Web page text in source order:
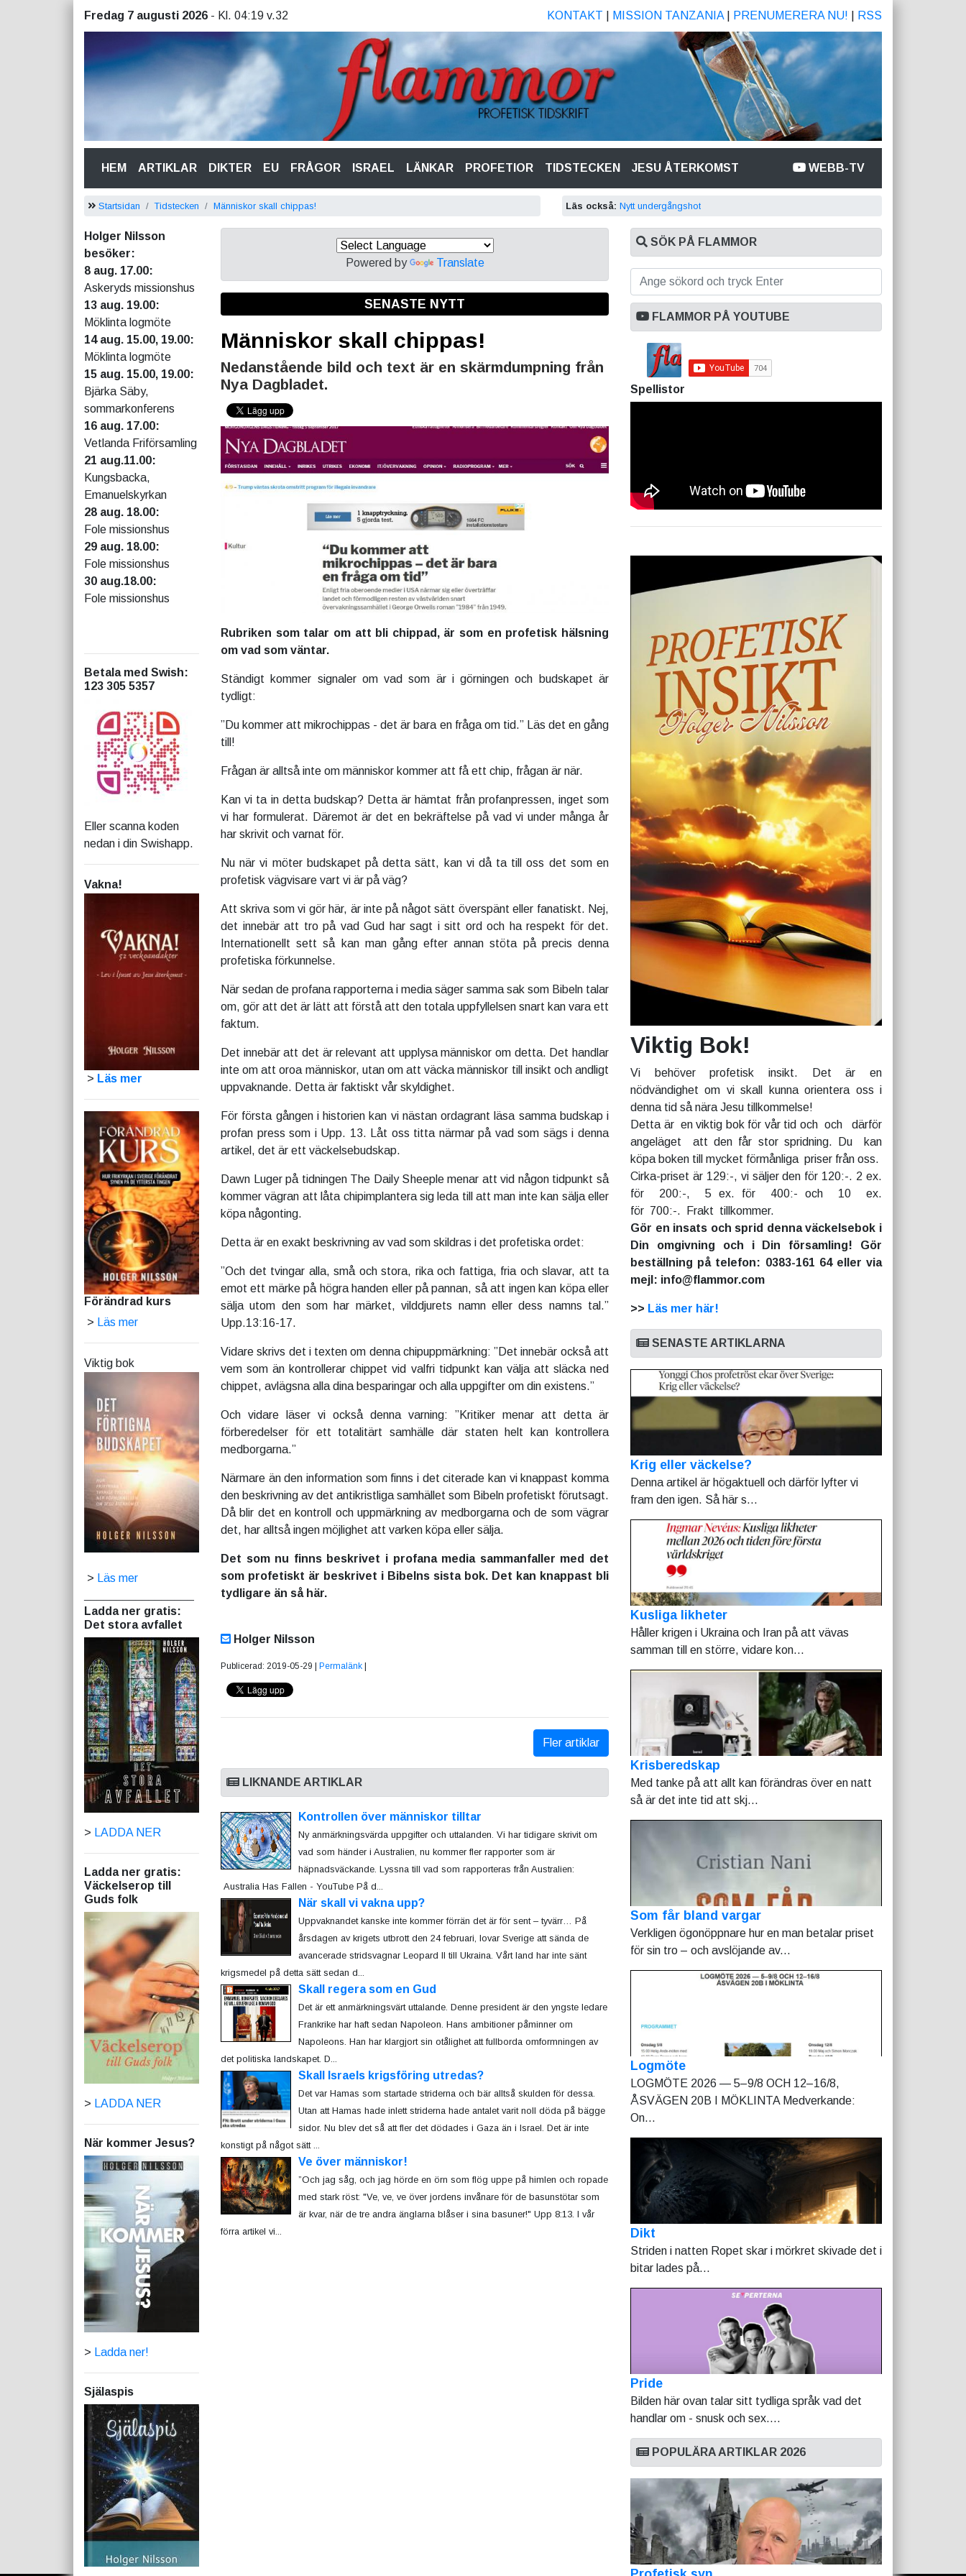
Fredag 7 augusti 2026 - Kl. 04:19 v.32 KONTAKT MISSION TANZANIA| PRENUMERERA NU! RSS
HEM(CURRENT)
ARTIKLAR DIKTER EU FRÅGOR ISRAEL LÄNKAR PROFETIOR TIDSTECKEN JESU ÅTERKOMST WEBB-TV
Startsidan Tidstecken Människor skall chippas! Läs också: Nytt undergångshot
Holger Nilsson
besöker:
8 aug. 17.00:
Askeryds missionshus
13 aug. 19.00:
Möklinta logmöte
14 aug. 15.00, 19.00:
Möklinta logmöte
15 aug. 15.00, 19.00:
Bjärka Säby,
sommarkonferens
16 aug. 17.00:
Vetlanda Friförsamling
21 aug.11.00:
Kungsbacka,
Emanuelskyrkan
28 aug. 18.00:
Fole missionshus
29 aug. 18.00:
Fole missionshus
30 aug.18.00:
Fole missionshus
Betala med Swish:
123 305 5357
Eller scanna koden
nedan i din Swishapp.
Vakna!
> Läs mer
Förändrad kurs
> Läs mer
Viktig bok
> Läs mer
Ladda ner gratis:
Det stora avfallet
> LADDA NER
Ladda ner gratis:
Väckelserop till
Guds folk
> LADDA NER
När kommer Jesus?
> Ladda ner!
Själaspis
Powered by Translate
SENASTE NYTT
Människor skall chippas!
Nedanstående bild och text är en skärmdumpning från
Nya Dagbladet.
Rubriken som talar om att bli chippad, är som en profetisk hälsning
om vad som väntar.
Ständigt kommer signaler om vad som är i görningen och budskapet är
tydligt:
”Du kommer att mikrochippas - det är bara en fråga om tid.” Läs det en gång
till!
Frågan är alltså inte om människor kommer att få ett chip, frågan är när.
Kan vi ta in detta budskap? Detta är hämtat från profanpressen, inget som
vi har formulerat. Däremot är det en bekräftelse på vad vi under många år
har skrivit och varnat för.
Nu när vi möter budskapet på detta sätt, kan vi då ta till oss det som en
profetisk vägvisare vart vi är på väg?
Att skriva som vi gör här, är inte på något sätt överspänt eller fanatiskt. Nej,
det innebär att tro på vad Gud har sagt i sitt ord och ha respekt för det.
Internationellt sett så kan man gång efter annan stöta på precis denna
profetiska förkunnelse.
När sedan de profana rapporterna i media säger samma sak som Bibeln talar
om, gör att det är lätt att förstå att den totala uppfyllelsen snart kan vara ett
faktum.
Det innebär att det är relevant att upplysa människor om detta. Det handlar
inte om att oroa människor, utan om att väcka människor till insikt och andligt
uppvaknande. Detta är faktiskt vår skyldighet.
För första gången i historien kan vi nästan ordagrant läsa samma budskap i
profan press som i Upp. 13. Låt oss titta närmar på vad som sägs i denna
artikel, det är ett väckelsebudskap.
Dawn Luger på tidningen The Daily Sheeple menar att vid någon tidpunkt så
kommer vägran att låta chipimplantera sig leda till att man inte kan sälja eller
köpa någonting.
Detta är en exakt beskrivning av vad som skildras i det profetiska ordet:
”Och det tvingar alla, små och stora, rika och fattiga, fria och slavar, att ta
emot ett märke på högra handen eller på pannan, så att ingen kan köpa eller
sälja utom den som har märket, vilddjurets namn eller dess namns tal.”
Upp.13:16-17.
Vidare skrivs det i texten om denna chipuppmärkning: ”Det innebär också att
vem som än kontrollerar chippet vid valfri tidpunkt kan välja att släcka ned
chippet, avlägsna alla dina besparingar och alla uppgifter om din existens.”
Och vidare läser vi också denna varning: ”Kritiker menar att detta är
förberedelser för ett totalitärt samhälle där staten helt kan kontrollera
medborgarna.”
Närmare än den information som finns i det citerade kan vi knappast komma
den beskrivning av det antikristliga samhället som Bibeln profetiskt förutsagt.
Då blir det en kontroll och uppmärkning av medborgarna och de som vägrar
det, har alltså ingen möjlighet att varken köpa eller sälja.
Det som nu finns beskrivet i profana media sammanfaller med det
som profetiskt är beskrivet i Bibelns sista bok. Det kan knappast bli
tydligare än så här.
Holger Nilsson
Publicerad: 2019-05-29 | Permalänk |
Fler artiklar
LIKNANDE ARTIKLAR
Kontrollen över människor tilltar
Ny anmärkningsvärda uppgifter och uttalanden. Vi har tidigare skrivit om
vad som händer i Australien, nu kommer fler rapporter som är
häpnadsväckande. Lyssna till vad som rapporteras från Australien:
Australia Has Fallen - YouTube På d...
När skall vi vakna upp?
Uppvaknandet kanske inte kommer förrän det är för sent – tyvärr… På
årsdagen av krigets utbrott den 24 februari, lovar Sverige att sända de
avancerade stridsvagnar Leopard II till Ukraina. Vårt land har inte sänt
krigsmedel på detta sätt sedan d...
Skall regera som en Gud
Det är ett anmärkningsvärt uttalande. Denne president är den yngste ledare
Frankrike har haft sedan Napoleon. Hans ambitioner påminner om
Napoleons. Han har klargjort sin otålighet att fullborda omformningen av
det politiska landskapet. D...
Skall Israels krigsföring utredas?
Det var Hamas som startade striderna och bär alltså skulden för dessa.
Utan att Hamas hade inlett striderna hade antalet varit noll döda på bägge
sidor. Nu blev det så att fler det dödades i Gaza än i Israel. Det är inte
konstigt på något sätt ...
Ve över människor!
”Och jag såg, och jag hörde en örn som flög uppe på himlen och ropade
med stark röst: "Ve, ve, ve över jordens invånare för de basunstötar som
är kvar, när de tre andra änglarna blåser i sina basuner!" Upp 8:13. I vår
förra artikel vi...
SÖK PÅ FLAMMOR
FLAMMOR PÅ YOUTUBE
Spellistor
Viktig Bok!
Vi behöver profetisk insikt. Det är en
nödvändighet om vi skall kunna orientera oss i
denna tid så nära Jesu tillkommelse!
Detta är en viktig bok för vår tid och och därför
angeläget att den får stor spridning. Du kan
köpa boken till mycket förmånliga priser från oss.
Cirka-priset är 129:-, vi säljer den för 120:-. 2 ex.
för 200:-, 5 ex. för 400:- och 10 ex.
för 700:-. Frakt tillkommer.
Gör en insats och sprid denna väckelsebok i
Din omgivning och i Din församling! Gör
beställning på telefon: 0383-161 64 eller via
mejl: info@flammor.com
>> Läs mer här!
SENASTE ARTIKLARNA
Krig eller väckelse?
Denna artikel är högaktuell och därför lyfter vi
fram den igen. Så här s...
Kusliga likheter
Håller krigen i Ukraina och Iran på att vävas
samman till en större, vidare kon...
Krisberedskap
Med tanke på att allt kan förändras över en natt
så är det inte tid att skj...
Som får bland vargar
Verkligen ögonöppnare hur en man betalar priset
för sin tro – och avslöjande av...
Logmöte
LOGMÖTE 2026 — 5–9/8 OCH 12–16/8,
ÅSVÄGEN 20B I MÖKLINTA Medverkande:
On...
Dikt
Striden i natten Ropet skar i mörkret skivade det i
bitar lades på...
Pride
Bilden här ovan talar sitt tydliga språk vad det
handlar om - snusk och sex....
POPULÄRA ARTIKLAR 2026